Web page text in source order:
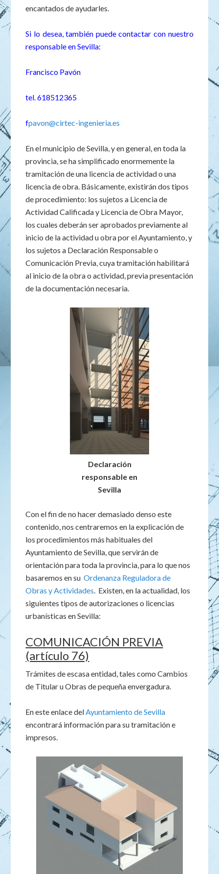
encantados de ayudarles.
Si lo desea, también puede contactar con nuestro
responsable en Sevilla:
Francisco Pavón
tel. 618512365
fpavon@cirtec-ingenieria.es
En el municipio de Sevilla, y en general, en toda la
provincia, se ha simplificado enormemente la
tramitación de una licencia de actividad o una
licencia de obra. Básicamente, existirán dos tipos
de procedimiento: los sujetos a Licencia de
Actividad Calificada y Licencia de Obra Mayor,
los cuales deberán ser aprobados previamente al
inicio de la actividad u obra por el Ayuntamiento, y
los sujetos a Declaración Responsable o
Comunicación Previa, cuya tramitación habilitará
al inicio de la obra o actividad, previa presentación
de la documentación necesaria.
Declaración
responsable en
Sevilla
Con el fin de no hacer demasiado denso este
contenido, nos centraremos en la explicación de
los procedimientos más habituales del
Ayuntamiento de Sevilla, que servirán de
orientación para toda la provincia, para lo que nos
basaremos en suOrdenanza Reguladora de
Obras y Actividades. Existen, en la actualidad, los
siguientes tipos de autorizaciones o licencias
urbanísticas en Sevilla:
COMUNICACIÓN PREVIA
(artículo 76)
Trámites de escasa entidad, tales como Cambios
de Titular u Obras de pequeña envergadura.
En este enlace delAyuntamiento de Sevilla
encontrará información para su tramitación e
impresos.